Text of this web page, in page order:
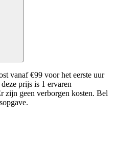
vanaf €99 voor het eerste uur
prijs is 1 ervaren
zijn geen verborgen kosten. Bel